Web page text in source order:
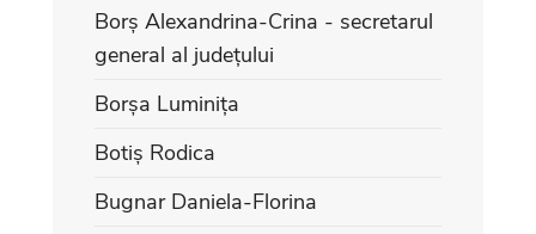
Borș Alexandrina-Crina - secretarul
general al județului
Borșa Luminița
Botiș Rodica
Bugnar Daniela-Florina